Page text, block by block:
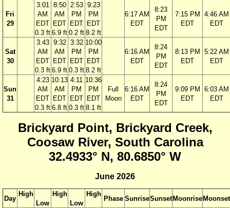
Fri
29
3:01
AM
EDT
0.3 ft
8:50
AM
EDT
6.9 ft
2:53
PM
EDT
0.2 ft
9:23
PM
EDT
8.2 ft
6:17 AM
EDT
8:23
PM
EDT
7:15 PM
EDT
4:46 AM
EDT
Sat
30
3:43
AM
EDT
0.3 ft
9:32
AM
EDT
6.9 ft
3:32
PM
EDT
0.3 ft
10:00
PM
EDT
8.2 ft
6:16 AM
EDT
8:24
PM
EDT
8:13 PM
EDT
5:22 AM
EDT
Sun
31
4:23
AM
EDT
0.3 ft
10:13
AM
EDT
6.8 ft
4:11
PM
EDT
0.3 ft
10:36
PM
EDT
8.1 ft
Full
Moon
6:16 AM
EDT
8:24
PM
EDT
9:09 PM
EDT
6:03 AM
EDT
Brickyard Point, Brickyard Creek,
Coosaw River, South Carolina
32.4933° N, 80.6850° W
June 2026
Day
High
Low
High
Low
High
Phase SunriseSunsetMoonriseMoonset